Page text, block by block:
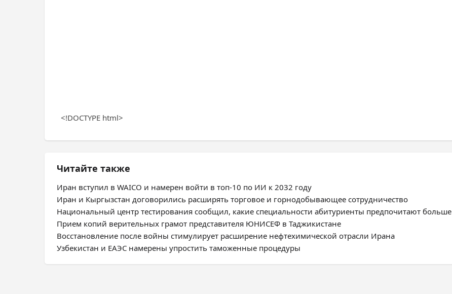
<!DOCTYPE html>
Читайте также
Иран вступил в WAICO и намерен войти в топ-10 по ИИ к 2032 году
Иран и Кыргызстан договорились расширять торговое и горнодобывающее сотрудничество
Национальный центр тестирования сообщил, какие специальности абитуриенты предпочитают больше
Прием копий верительных грамот представителя ЮНИСЕФ в Таджикистане
Восстановление после войны стимулирует расширение нефтехимической отрасли Ирана
Узбекистан и ЕАЭС намерены упростить таможенные процедуры